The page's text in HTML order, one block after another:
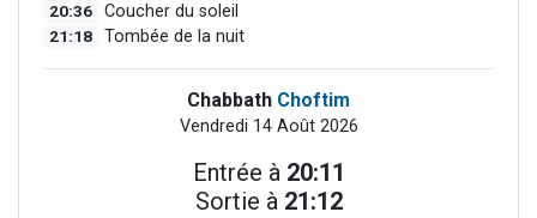
20:36 Coucher du soleil
21:18 Tombée de la nuit
Chabbath Choftim
Vendredi 14 Août 2026
Entrée à 20:11
Sortie à 21:12